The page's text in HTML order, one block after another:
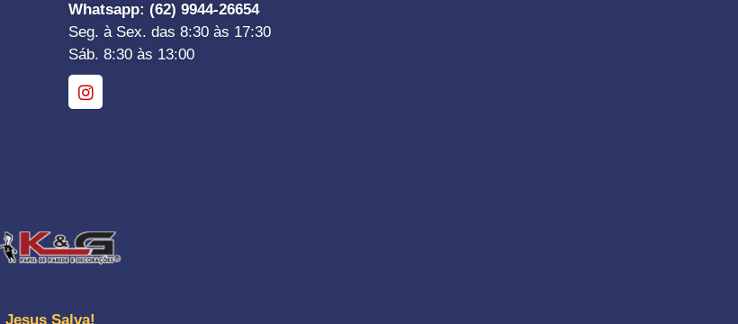
Whatsapp: (62) 9944-26654
Seg. à Sex. das 8:30 às 17:30
Sáb. 8:30 às 13:00
Jesus Salva!